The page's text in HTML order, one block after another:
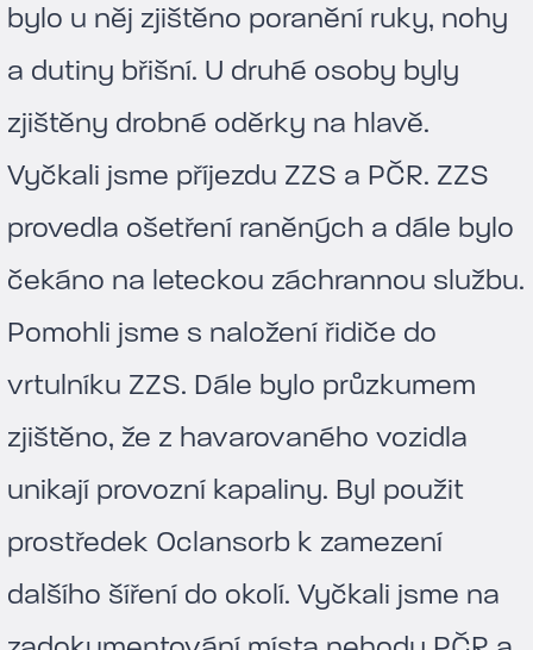
bylo u něj zjištěno poranění ruky, nohy
a dutiny břišní. U druhé osoby byly
zjištěny drobné oděrky na hlavě.
Vyčkali jsme příjezdu ZZS a PČR. ZZS
provedla ošetření raněných a dále bylo
čekáno na leteckou záchrannou službu.
Pomohli jsme s naložení řidiče do
vrtulníku ZZS. Dále bylo průzkumem
zjištěno, že z havarovaného vozidla
unikají provozní kapaliny. Byl použit
prostředek Oclansorb k zamezení
dalšího šíření do okolí. Vyčkali jsme na